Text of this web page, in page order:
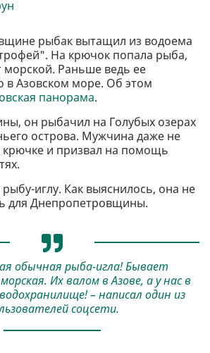
рыбак вытащил из водоема
На крючок попала рыба,
морской. Раньше ведь ее
в Азовском море. Об этом
панорама.
он рыбачил на Голубых озерах
острова. Мужчина даже не
крючке и призвал на помощь
иглу. Как выяснилось, она не
для Днепропетровщины.
обычная рыба-игла! Бывает
Их валом в Азове, а у нас в
– написал один из
соцсети.